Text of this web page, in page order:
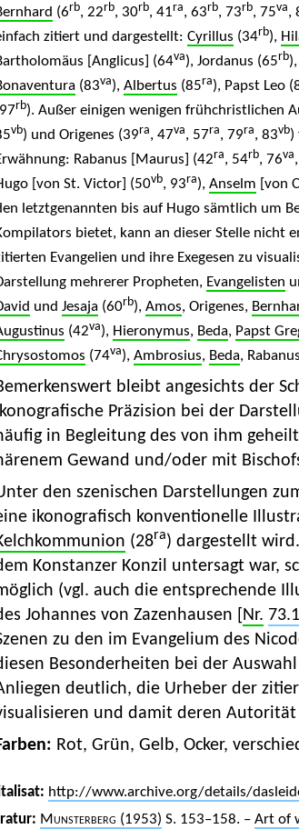
(6rb, 22rb, 30rb, 41ra, 63rb, 73rb, 75va,
zitiert und dargestellt: Cyrillus (34rb),
[Anglicus] (64va), Jordanus (65rb
(83va), Albertus (85ra), Papst Leo
rb). Außer einigen wenigen frühchristlichen
vb) und Origenes (39ra, 47va, 57ra, 79ra, 83vb)
Rabanus [Maurus] (42ra, 54rb, 76va
[von St. Victor] (50vb, 93ra), Anselm [von
letztgenannten bis auf Hugo sämtlich um
bietet, kann an dieser Stelle nicht
Evangelien und ihre Exegesen zu
mehrerer Propheten, Evangelisten
und Jesaja(60rb), Amos, Origenes,
(42va), Hieronymus, Beda, Papst
(74va), Ambrosius, Beda,
bleibt angesichts der
Präzision bei der
in Begleitung des von ihm
Gewand und/oder mit
den szenischen Darstellungen
ikonografisch konventionelle
(28ra) dargestellt
Konstanzer Konzil untersagt war,
(vgl. auch die entsprechende
Johannes von Zazenhausen [ Nr.
zu den im Evangelium des
Besonderheiten bei der
deutlich, die Urheber der
und damit deren
Rot, Grün, Gelb, Ocker,
http://www.archive.org/details/
Munsterberg (1953) S. 153–158. – Art of